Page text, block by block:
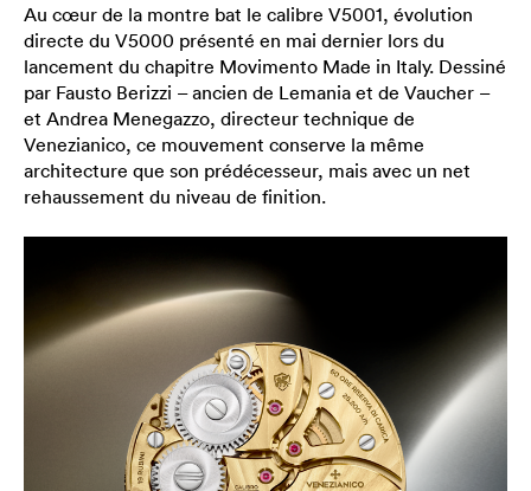
Au cœur de la montre bat le calibre V5001, évolution
directe du V5000 présenté en mai dernier lors du
lancement du chapitre Movimento Made in Italy. Dessiné
par Fausto Berizzi – ancien de Lemania et de Vaucher –
et Andrea Menegazzo, directeur technique de
Venezianico, ce mouvement conserve la même
architecture que son prédécesseur, mais avec un net
rehaussement du niveau de finition.